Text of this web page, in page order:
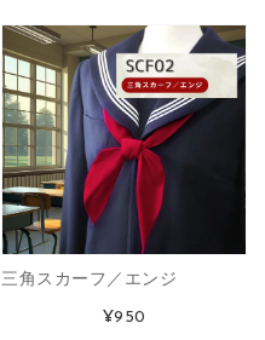
三角スカーフ／エンジ
¥950